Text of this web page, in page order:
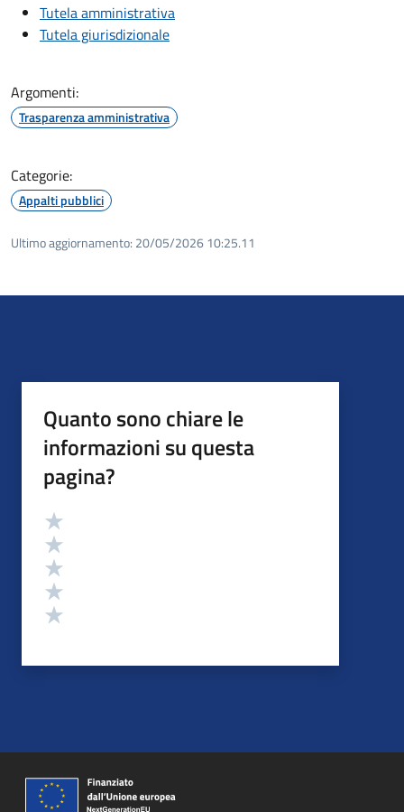
Tutela amministrativa
Tutela giurisdizionale
Argomenti:
Trasparenza amministrativa
Categorie:
Appalti pubblici
Ultimo aggiornamento: 20/05/2026 10:25.11
Quanto sono chiare le
informazioni su questa
pagina?
Valutazione